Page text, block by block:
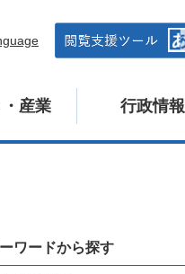
・産業 行政情報
ワードから探す